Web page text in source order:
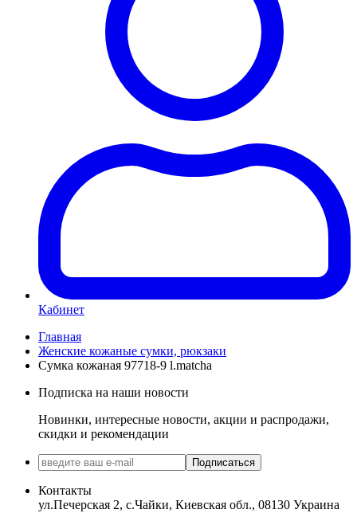
Кабинет
Главная
Женские кожаные сумки, рюкзаки
Сумка кожаная 97718-9 l.matcha
Подписка на наши новости
Новинки, интересные новости, акции и распродажи,
скидки и рекомендации
Подписаться
Контакты
ул.Печерская 2, с.Чайки, Киевская обл., 08130 Украина